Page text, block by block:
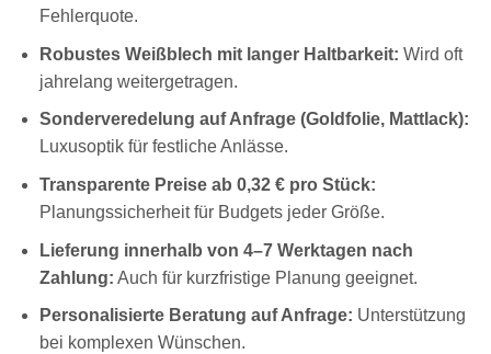
Fehlerquote.
Robustes Weißblech mit langer Haltbarkeit: Wird oft
jahrelang weitergetragen.
Sonderveredelung auf Anfrage (Goldfolie, Mattlack):
Luxusoptik für festliche Anlässe.
Transparente Preise ab 0,32 € pro Stück:
Planungssicherheit für Budgets jeder Größe.
Lieferung innerhalb von 4–7 Werktagen nach
Zahlung: Auch für kurzfristige Planung geeignet.
Personalisierte Beratung auf Anfrage: Unterstützung
bei komplexen Wünschen.